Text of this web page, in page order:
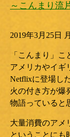
～こんまり流
2019年3月25日
「こんまり」
アメリカやイギ
Netflixに登場し
火の付き方が爆
物語っていると
大量消費のアメ
ということにも